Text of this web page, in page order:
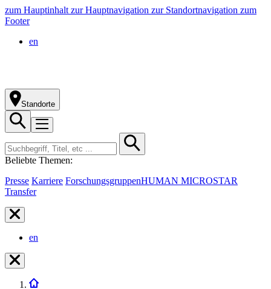
zum Hauptinhalt zur Hauptnavigation zur Standortnavigation zum
Footer
en
Standorte
Beliebte Themen:
Presse Karriere ForschungsgruppenHUMAN MICROSTAR
Transfer
en